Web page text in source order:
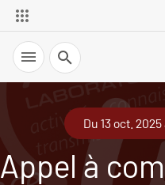
Recherche
Du 13 oct.
Appel à